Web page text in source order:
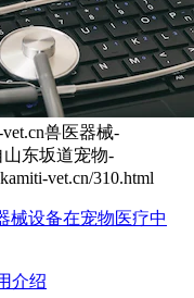
兽医器械-
东坂道宠物-
vet.cn/310.html
械设备在宠物医疗中
介绍